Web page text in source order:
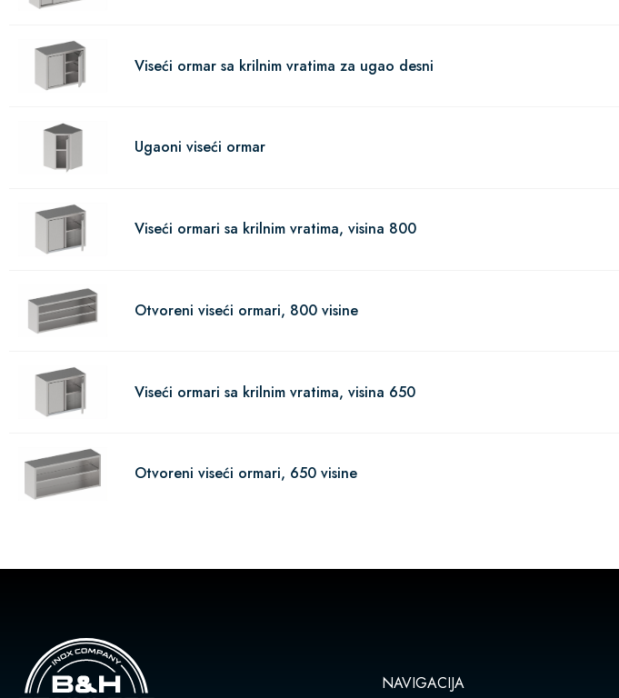
Viseći ormar sa krilnim vratima za ugao desni
Ugaoni viseći ormar
Viseći ormari sa krilnim vratima, visina 800
Otvoreni viseći ormari, 800 visine
Viseći ormari sa krilnim vratima, visina 650
Otvoreni viseći ormari, 650 visine
NAVIGACIJA